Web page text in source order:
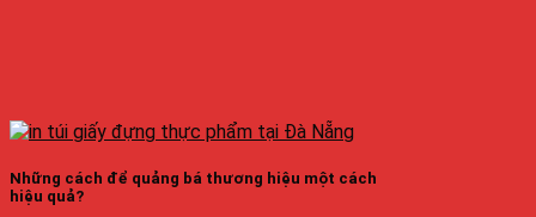
Những cách để quảng bá thương hiệu một cách
hiệu quả?